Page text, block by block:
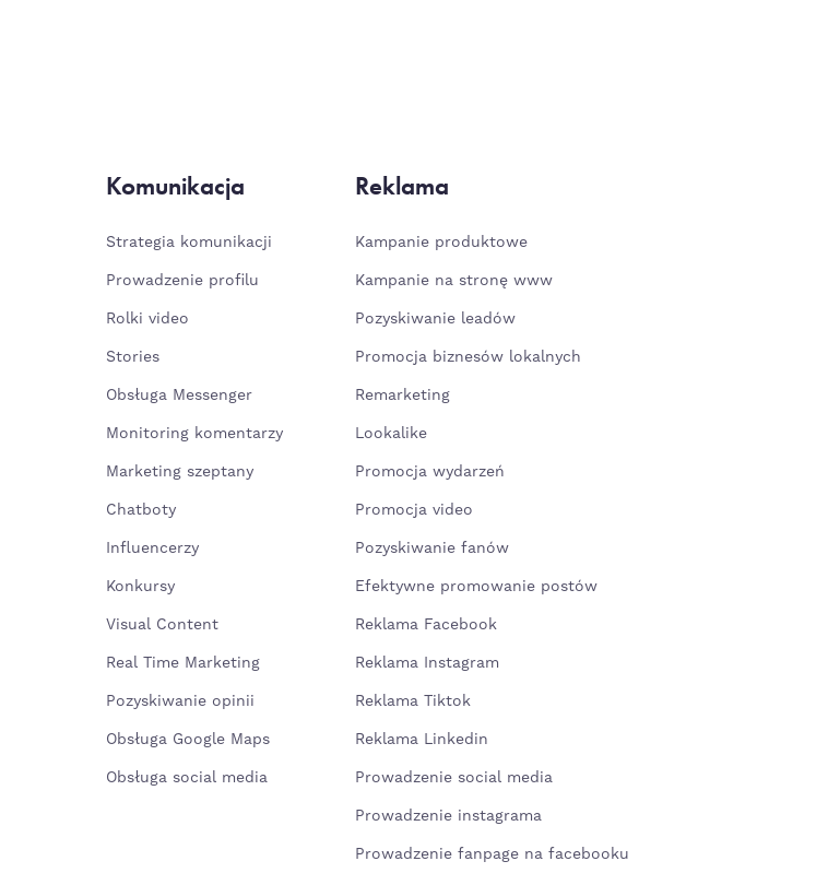
Komunikacja
Strategia komunikacji
Prowadzenie profilu
Rolki video
Stories
Obsługa Messenger
Monitoring komentarzy
Marketing szeptany
Chatboty
Influencerzy
Konkursy
Visual Content
Real Time Marketing
Pozyskiwanie opinii
Obsługa Google Maps
Obsługa social media
Reklama
Kampanie produktowe
Kampanie na stronę www
Pozyskiwanie leadów
Promocja biznesów lokalnych
Remarketing
Lookalike
Promocja wydarzeń
Promocja video
Pozyskiwanie fanów
Efektywne promowanie postów
Reklama Facebook
Reklama Instagram
Reklama Tiktok
Reklama Linkedin
Prowadzenie social media
Prowadzenie instagrama
Prowadzenie fanpage na facebooku